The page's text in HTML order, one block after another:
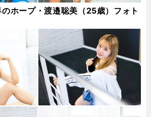
ホープ・渡邉聡美（25歳）フォト